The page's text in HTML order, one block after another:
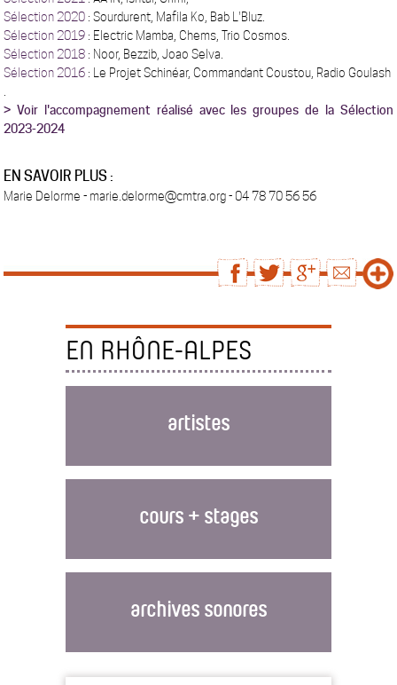
Sélection 2020 : Sourdurent, Mafila Ko, Bab L'Bluz.
Sélection 2019 : Electric Mamba, Chems, Trio Cosmos.
Sélection 2018 : Noor, Bezzib, Joao Selva.
Sélection 2016 : Le Projet Schinéar, Commandant Coustou, Radio Goulash
> Voir l'accompagnement réalisé avec les groupes de la Sélection
2023-2024
EN SAVOIR PLUS :
Marie Delorme - marie.delorme@cmtra.org - 04 78 70 56 56
EN RHÔNE-ALPES
artistes
cours + stages
archives sonores